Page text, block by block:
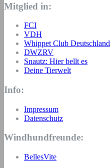
Mitglied in:
FCI
VDH
Whippet Club Deutschland
DWZRV
Snautz: Hier bellt es
Deine Tierwelt
Info:
Impressum
Datenschutz
Windhundfreunde:
BellesVite